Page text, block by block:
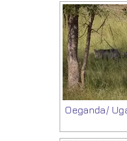
Oeganda/